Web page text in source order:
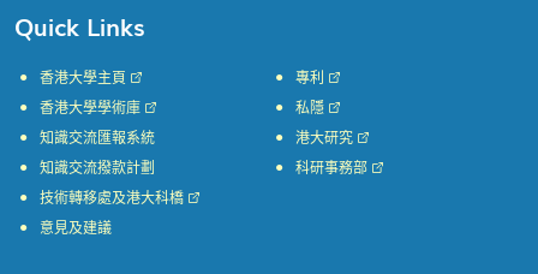
Quick Links
香港大學主頁
香港大學學術庫
知識交流匯報系統
知識交流撥款計劃
專利
私隱
港大研究
科研事務部
技術轉移處及港大科橋
意見及建議